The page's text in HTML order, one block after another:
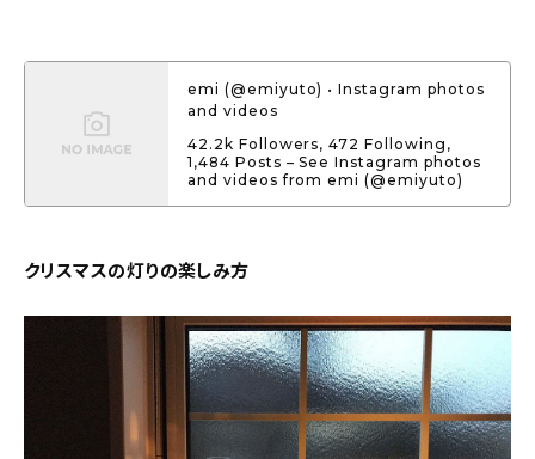
emi (@emiyuto) • Instagram photos
and videos
42.2k Followers, 472 Following,
1,484 Posts – See Instagram photos
and videos from emi (@emiyuto)
クリスマスの灯りの楽しみ方